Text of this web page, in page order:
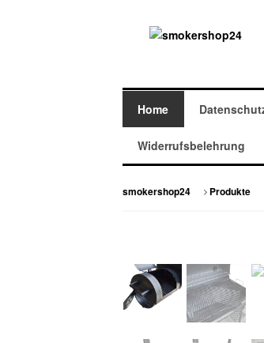
Home
Widerrufsbelehrung
smokershop24 Produkte